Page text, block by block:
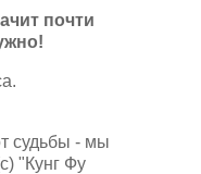
почти
судьбы - мы
"Кунг Фу